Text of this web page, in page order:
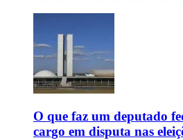
O que faz um deputado
cargo em disputa nas